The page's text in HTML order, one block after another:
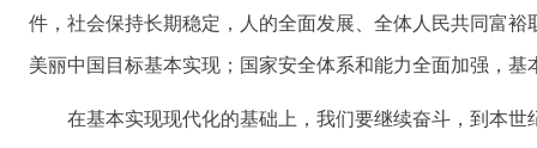
件，社会保持长期稳定，人的全面发展、全体人民共同富
美丽中国目标基本实现；国家安全体系和能力全面加强，基
在基本实现现代化的基础上，我们要继续奋斗，到本